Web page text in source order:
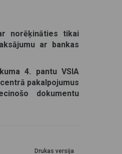
norēķināties tikai
ar bankas
4. pantu VSIA
pakalpojumus
dokumentu
Drukas versija